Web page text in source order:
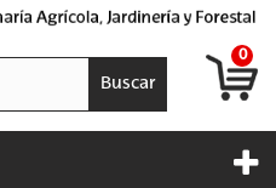
Buscar
0